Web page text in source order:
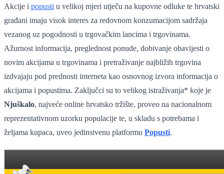
Akcije i popusti u velikoj mjeri utječu na kupovne odluke te hrvatski
građani imaju visok interes za redovnom konzumacijom sadržaja
vezanog uz pogodnosti u trgovačkim lancima i trgovinama.
Ažurnost informacija, preglednost ponude, dobivanje obavijesti o
novim akcijama u trgovinama i pretraživanje najbližih trgovina
izdvajaju pod prednosti interneta kao osnovnog izvora informacija o
akcijama i popustima. Zaključci su to velikog istraživanja* koje je
Njuškalo, najveće online hrvatsko tržište, proveo na nacionalnom
reprezentativnom uzorku populacije te, u skladu s potrebama i
željama kupaca, uveo jedinstvenu platformu Popusti.